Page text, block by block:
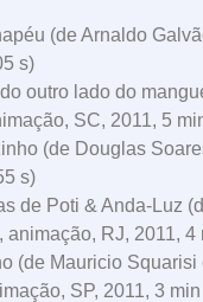
(de Arnaldo
s)
outro lado do
SC, 2011, 5
(de Douglas
s)
de Poti & Anda-Luz
animação, RJ, 2011, 4
(de Mauricio Squarisi
SP, 2011, 3